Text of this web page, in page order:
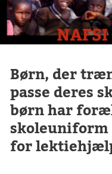
Børn, der
passe deres
børn har
for